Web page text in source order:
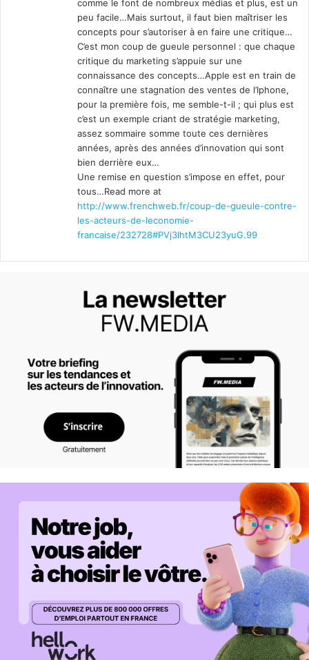
comme le font de nombreux médias et plus, est un
peu facile…Mais surtout, il faut bien maîtriser les
concepts pour s’autoriser à en faire une critique…
C’est mon coup de gueule personnel : que chaque
critique du marketing s’appuie sur une
connaissance des concepts…Apple est en train de
connaître une stagnation des ventes de l’Iphone,
pour la première fois, me semble-t-il ; qui plus est
c’est un exemple criant de stratégie marketing,
assez sommaire somme toute ces dernières
années, après des années d’innovation qui sont
bien derrière eux…
Une remise en question s’impose en effet, pour
tous…Read more at
http://www.frenchweb.fr/coup-de-gueule-contre-
les-acteurs-de-leconomie-
francaise/232728#PVj3lhtM3CU23yuG.99